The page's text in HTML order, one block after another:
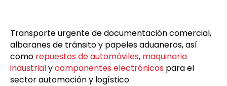
Transporte urgente de documentación comercial,
albaranes de tránsito y papeles aduaneros, así
como repuestos de automóviles, maquinaria
industrialycomponentes electrónicos para el
sector automoción y logístico.